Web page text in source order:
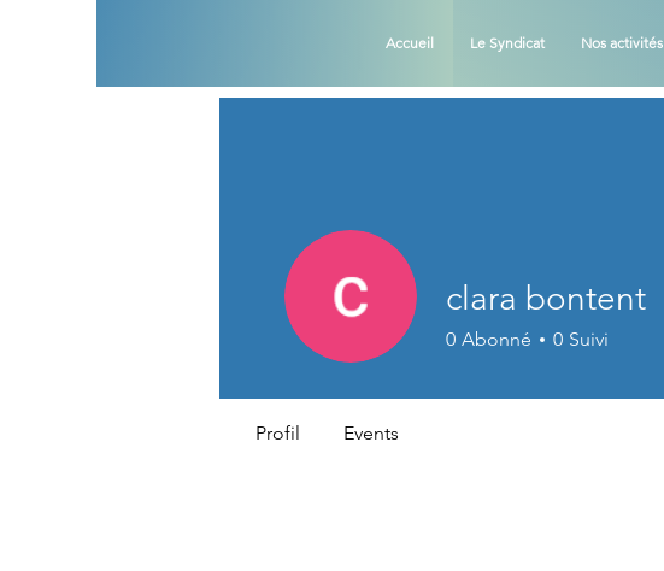
Accueil Le Syndicat Nos activités
clara bontent
0 Abonné 0 Suivi
Profil Events